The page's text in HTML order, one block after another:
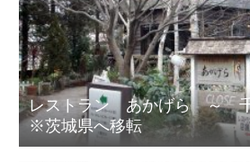
レストラン あかげら ～
※茨城県へ移転